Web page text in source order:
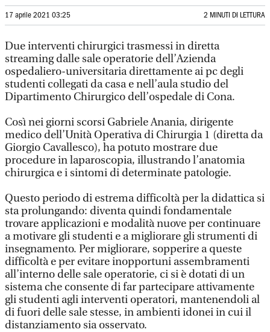
17 aprile 2021 03:25 2 MINUTI DI LETTURA
Due interventi chirurgici trasmessi in diretta
streaming dalle sale operatorie dell’Azienda
ospedaliero-universitaria direttamente ai pc degli
studenti collegati da casa e nell’aula studio del
Dipartimento Chirurgico dell’ospedale di Cona.
Così nei giorni scorsi Gabriele Anania, dirigente
medico dell’Unità Operativa di Chirurgia 1 (diretta da
Giorgio Cavallesco), ha potuto mostrare due
procedure in laparoscopia, illustrando l’anatomia
chirurgica e i sintomi di determinate patologie.
Questo periodo di estrema difficoltà per la didattica si
sta prolungando: diventa quindi fondamentale
trovare applicazioni e modalità nuove per continuare
a motivare gli studenti e a migliorare gli strumenti di
insegnamento. Per migliorare, sopperire a queste
difficoltà e per evitare inopportuni assembramenti
all’interno delle sale operatorie, ci si è dotati di un
sistema che consente di far partecipare attivamente
gli studenti agli interventi operatori, mantenendoli al
di fuori delle sale stesse, in ambienti idonei in cui il
distanziamento sia osservato.